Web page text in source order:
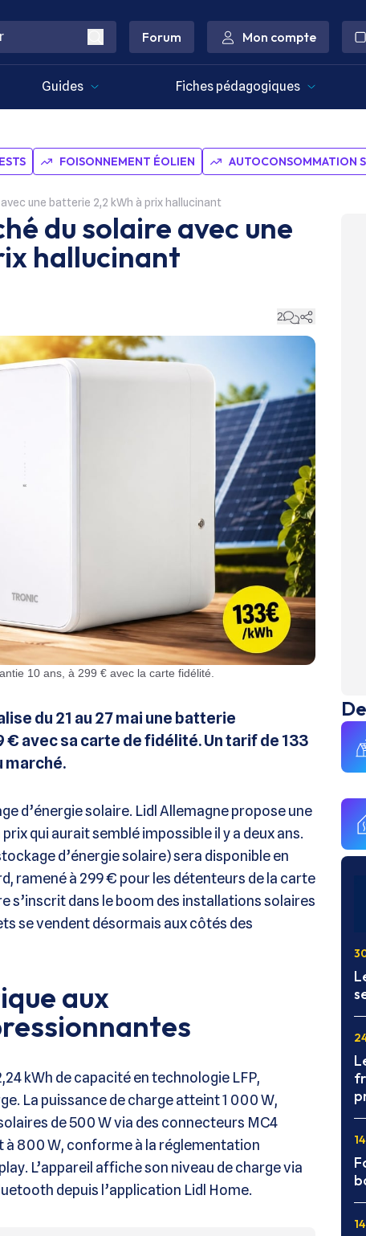
Forum Mon compte
Guides Fiches pédagogiques
FOISONNEMENT ÉOLIEN AUTOCONSOMMATION
une batterie 2,2 kWh à prix hallucinant
du solaire avec une
hallucinant
2
10 ans, à 299 € avec la carte fidélité.
du 21 au 27 mai une batterie
avec sa carte de fidélité. Un tarif de 133
marché.
d’énergie solaire. Lidl Allemagne propose une
prix qui aurait semblé impossible il y a deux ans.
d’énergie solaire) sera disponible en
ramené à 299 € pour les détenteurs de la carte
s’inscrit dans le boom des installations solaires
se vendent désormais aux côtés des
aux
kWh de capacité en technologie LFP,
La puissance de charge atteint 1 000 W,
de 500 W via des connecteurs MC4
à 800 W, conforme à la réglementation
L’appareil affiche son niveau de charge via
depuis l’application Lidl Home.